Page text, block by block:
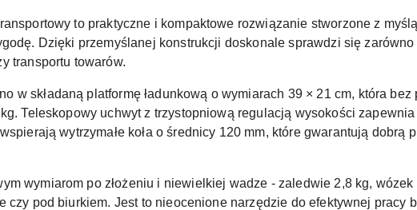
to praktyczne i kompaktowe rozwiązanie stworzone z
Dzięki przemyślanej konstrukcji doskonale sprawdzi się
transportu towarów.
w składaną platformę ładunkową o wymiarach 39 × 21 cm, która
Teleskopowy uchwyt z trzystopniową regulacją wysokości
wytrzymałe koła o średnicy 120 mm, które gwarantują
wymiarom po złożeniu i niewielkiej wadze - zaledwie 2,8 kg,
czy pod biurkiem. Jest to nieocenione narzędzie do efektywnej pracy